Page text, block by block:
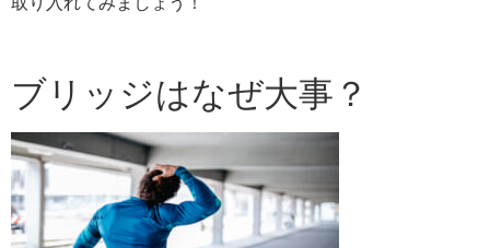
ブリッジはなぜ大事？